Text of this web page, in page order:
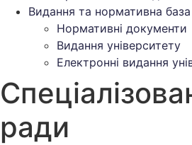
Видання та нормативна база
Нормативні документи
Видання університету
Електронні видання
ради